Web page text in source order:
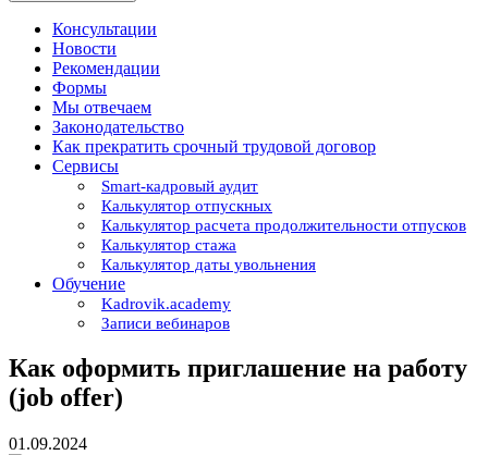
Консультации
Новости
Рекомендации
Формы
Мы отвечаем
Законодательство
Как прекратить срочный трудовой договор
Сервисы
Smart-кадровый аудит
Калькулятор отпускных
Калькулятор расчета продолжительности отпусков
Калькулятор стажа
Калькулятор даты увольнения
Обучение
Kadrovik.academy
Записи вебинаров
Как оформить приглашение на работу
(job offer)
01.09.2024